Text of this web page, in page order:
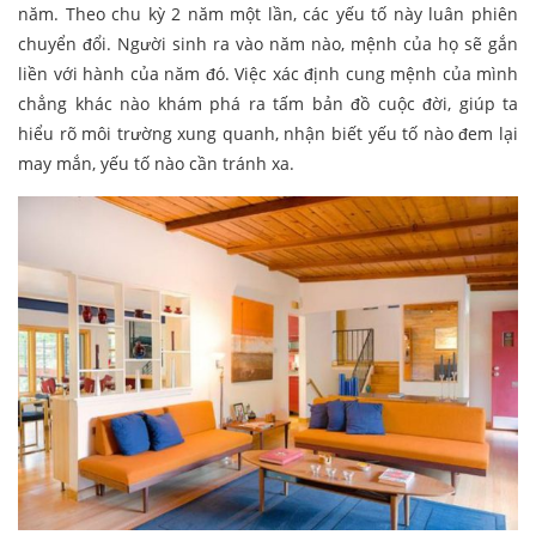
năm. Theo chu kỳ 2 năm một lần, các yếu tố này luân phiên
chuyển đổi. Người sinh ra vào năm nào, mệnh của họ sẽ gắn
liền với hành của năm đó. Việc xác định cung mệnh của mình
chẳng khác nào khám phá ra tấm bản đồ cuộc đời, giúp ta
hiểu rõ môi trường xung quanh, nhận biết yếu tố nào đem lại
may mắn, yếu tố nào cần tránh xa.